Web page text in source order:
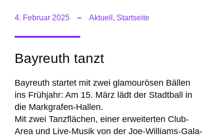
4. Februar 2025 Aktuell , Startseite
Bayreuth tanzt
Bayreuth startet mit zwei glamourösen Bällen
ins Frühjahr: Am 15. März lädt der Stadtball in
die Markgrafen-Hallen.
Mit zwei Tanzflächen, einer erweiterten Club-
Area und Live-Musik von der Joe-Williams-Gala-